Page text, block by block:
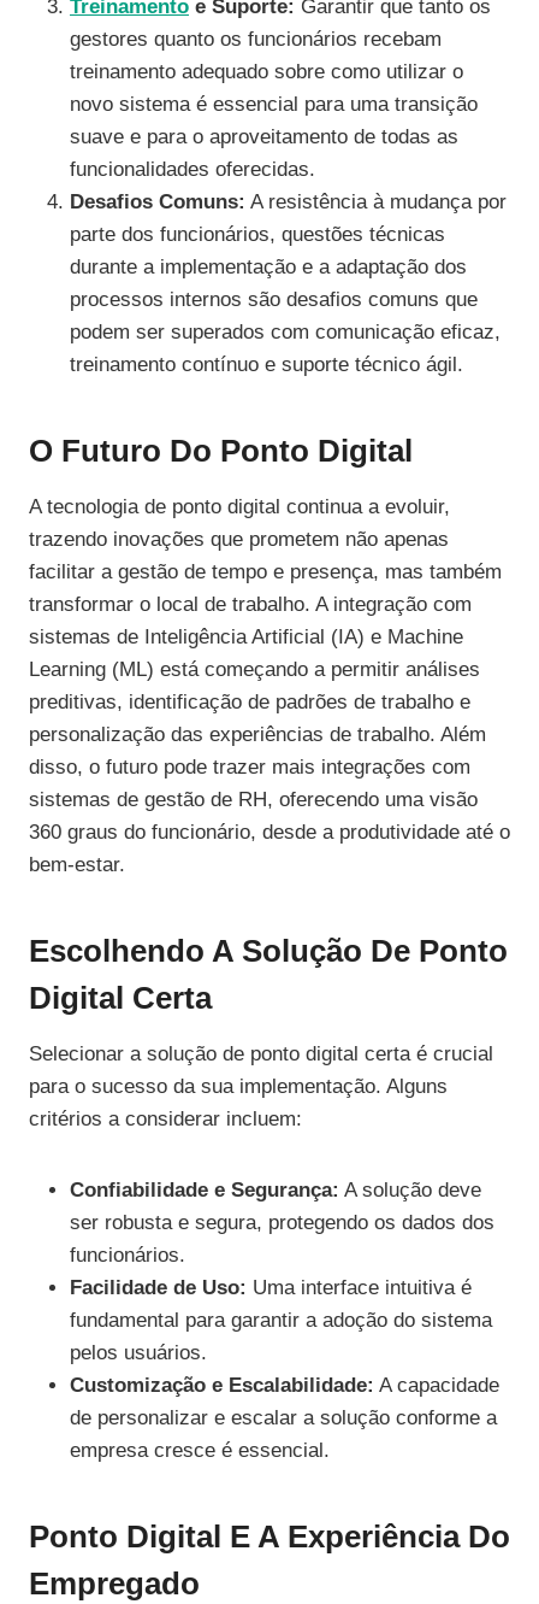
Treinamento e Suporte: Garantir que tanto os
gestores quanto os funcionários recebam
treinamento adequado sobre como utilizar o
novo sistema é essencial para uma transição
suave e para o aproveitamento de todas as
funcionalidades oferecidas.
Desafios Comuns: A resistência à mudança por
parte dos funcionários, questões técnicas
durante a implementação e a adaptação dos
processos internos são desafios comuns que
podem ser superados com comunicação eficaz,
treinamento contínuo e suporte técnico ágil.
O Futuro Do Ponto Digital
A tecnologia de ponto digital continua a evoluir,
trazendo inovações que prometem não apenas
facilitar a gestão de tempo e presença, mas também
transformar o local de trabalho. A integração com
sistemas de Inteligência Artificial (IA) e Machine
Learning (ML) está começando a permitir análises
preditivas, identificação de padrões de trabalho e
personalização das experiências de trabalho. Além
disso, o futuro pode trazer mais integrações com
sistemas de gestão de RH, oferecendo uma visão
360 graus do funcionário, desde a produtividade até o
bem-estar.
Escolhendo A Solução De Ponto
Digital Certa
Selecionar a solução de ponto digital certa é crucial
para o sucesso da sua implementação. Alguns
critérios a considerar incluem:
Confiabilidade e Segurança: A solução deve
ser robusta e segura, protegendo os dados dos
funcionários.
Facilidade de Uso: Uma interface intuitiva é
fundamental para garantir a adoção do sistema
pelos usuários.
Customização e Escalabilidade: A capacidade
de personalizar e escalar a solução conforme a
empresa cresce é essencial.
Ponto Digital E A Experiência Do
Empregado